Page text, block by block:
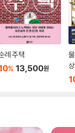
례 주택
% 13,500원